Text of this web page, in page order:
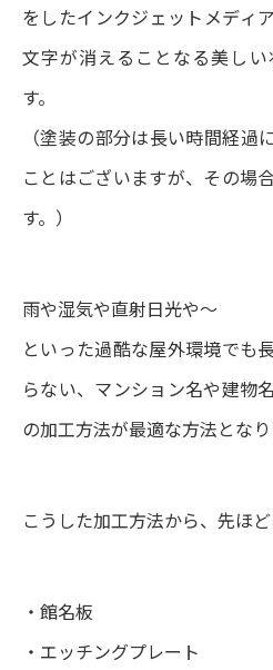
をしたインクジェットメディ
文字が消えることなる美し
す。
（塗装の部分は長い時間経過
ことはございますが、その場
す。）
雨や湿気や直射日光や〜
といった過酷な屋外環境でも
らない、マンション名や建物
の加工方法が最適な方法となり
こうした加工方法から、先ほ
・館名板
・エッチングプレート